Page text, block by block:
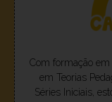
Com formação
em Teorias
Séries Iniciais,